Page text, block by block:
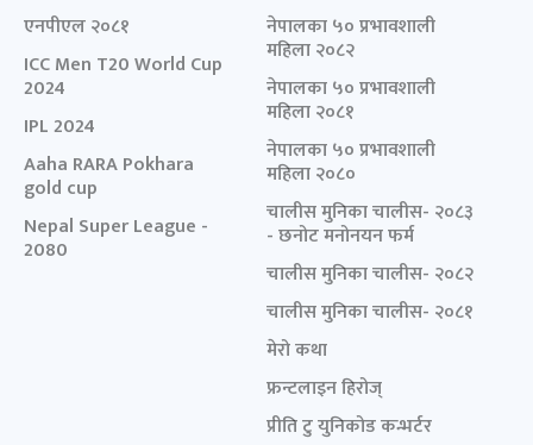
एनपीएल २०८१
ICC Men T20 World Cup
2024
IPL 2024
Aaha RARA Pokhara
gold cup
Nepal Super League -
2080
नेपालका ५० प्रभावशाली
महिला २०८२
नेपालका ५० प्रभावशाली
महिला २०८१
नेपालका ५० प्रभावशाली
महिला २०८०
चालीस मुनिका चालीस- २०८३
- छनोट मनोनयन फर्म
चालीस मुनिका चालीस- २०८२
चालीस मुनिका चालीस- २०८१
मेरो कथा
फ्रन्टलाइन हिरोज्
प्रीति टु युनिकोड कन्भर्टर